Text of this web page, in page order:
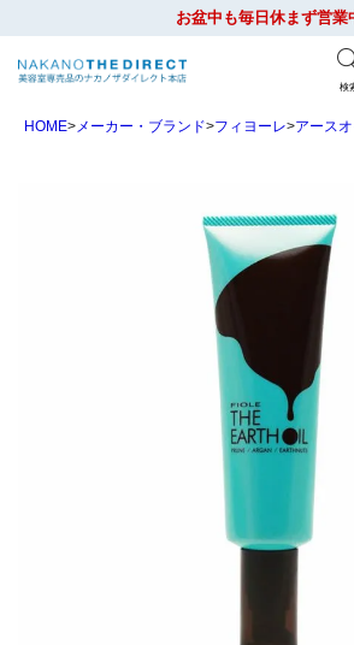
お盆中も毎日休まず営業
検
HOME メーカー・ブランド フィヨーレ アース